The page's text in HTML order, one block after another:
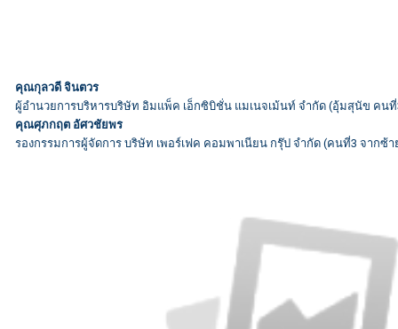
คุณกุลวดี จินตวร
ผู้อำนวยการบริหารบริษัท อิมแพ็ค เอ็กซิบิชั่น แมเนจเม้นท์ จำกัด (อุ้มสุนัข คน
คุณศุภกฤต อัศวชัยพร
รองกรรมการผู้จัดการ บริษัท เพอร์เฟค คอมพาเนียน กรุ๊ป จำกัด (คนที่3 จากซ้